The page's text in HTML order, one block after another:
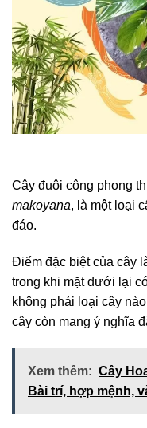
Cây đuôi công phong
makoyana, là một loại
đáo.
Điểm đặc biệt của cây
trong khi mặt dưới lại
không phải loại cây
cây còn mang ý nghĩa
Xem thêm: Cây
Bài trí, hợp mệnh,